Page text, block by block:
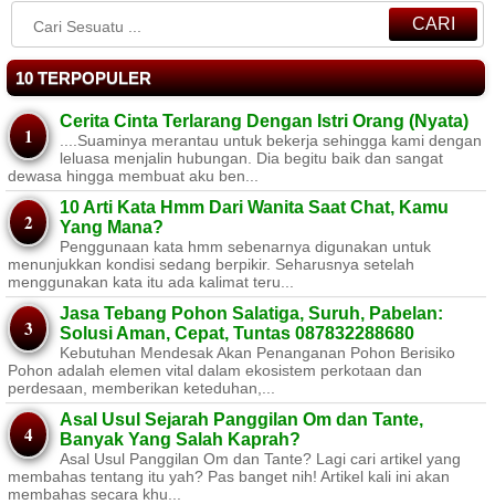
CARI
10 TERPOPULER
Cerita Cinta Terlarang Dengan Istri Orang (Nyata)
....Suaminya merantau untuk bekerja sehingga kami dengan
leluasa menjalin hubungan. Dia begitu baik dan sangat
dewasa hingga membuat aku ben...
10 Arti Kata Hmm Dari Wanita Saat Chat, Kamu
Yang Mana?
Penggunaan kata hmm sebenarnya digunakan untuk
menunjukkan kondisi sedang berpikir. Seharusnya setelah
menggunakan kata itu ada kalimat teru...
Jasa Tebang Pohon Salatiga, Suruh, Pabelan:
Solusi Aman, Cepat, Tuntas 087832288680
Kebutuhan Mendesak Akan Penanganan Pohon Berisiko ​
Pohon adalah elemen vital dalam ekosistem perkotaan dan
perdesaan, memberikan keteduhan,...
Asal Usul Sejarah Panggilan Om dan Tante,
Banyak Yang Salah Kaprah?
Asal Usul Panggilan Om dan Tante? Lagi cari artikel yang
membahas tentang itu yah? Pas banget nih! Artikel kali ini akan
membahas secara khu...